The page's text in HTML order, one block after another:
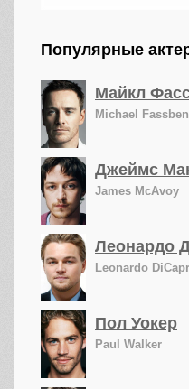
Популярные
Майкл
Michael
Джеймс
James McAvoy
Леонардо
Leonardo
Пол Уокер
Paul Walker